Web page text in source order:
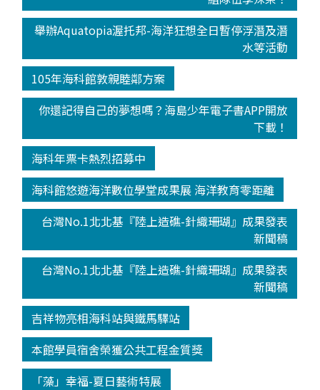
舉辦Aquatopia渥托邦-海洋狂想全日暫停浮潛及潛
水等活動
105年海科館敦親睦鄰方案
你還記得自己的夢想嗎？海島少年電子書APP開放
下載！
海科年票卡熱烈招募中
海科館悠遊海洋數位學堂成果展 海洋教育零距離
台灣No.1北北基『陸上造礁-針織珊瑚』成果發表
新聞稿
台灣No.1北北基『陸上造礁-針織珊瑚』成果發表
新聞稿
吉祥物亮相海科站與鐵馬驛站
本館學員宿舍榮獲公共工程金質獎
「藻」幸福-夏日藝術特展